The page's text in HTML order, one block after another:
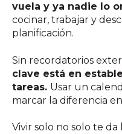
vuela y ya nadie lo
cocinar, trabajar y
planificación.
Sin recordatorios
clave está en
tareas. Usar un
marcar la diferencia
Vivir solo no solo te